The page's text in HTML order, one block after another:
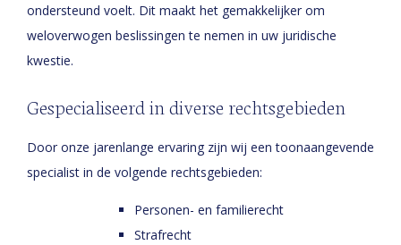
ondersteund voelt. Dit maakt het gemakkelijker om
weloverwogen beslissingen te nemen in uw juridische
kwestie.
Gespecialiseerd in diverse rechtsgebieden
Door onze jarenlange ervaring zijn wij een toonaangevende
specialist in de volgende rechtsgebieden:
Personen- en familierecht
Strafrecht